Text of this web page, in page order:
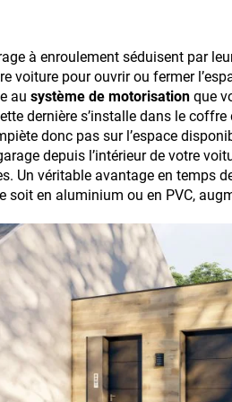
à enroulement séduisent par
voiture pour ouvrir ou fermer
au système de motorisation que
dernière s’installe dans le
donc pas sur l’espace
depuis l’intérieur de votre
Un véritable avantage en temps
soit en aluminium ou en PVC,